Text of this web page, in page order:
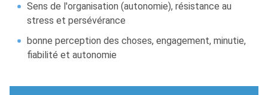
Sens de l'organisation (autonomie), résistance au
stress et persévérance
bonne perception des choses, engagement, minutie,
fiabilité et autonomie